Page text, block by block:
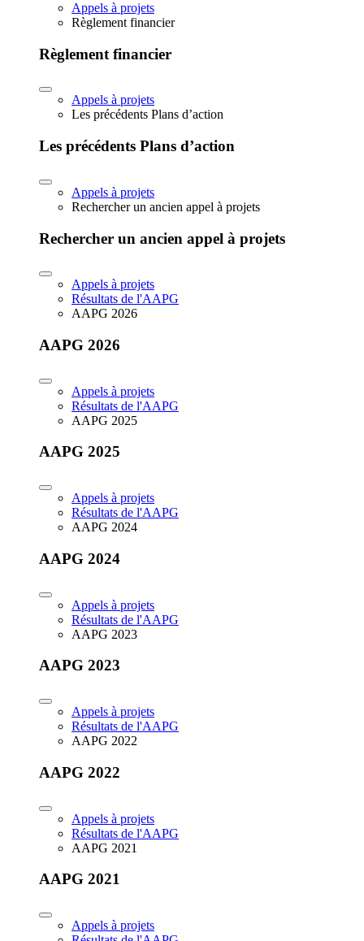
Appels à projets
Règlement financier
Règlement financier
Appels à projets
Les précédents Plans d’action
Les précédents Plans d’action
Appels à projets
Rechercher un ancien appel à projets
Rechercher un ancien appel à projets
Appels à projets
Résultats de l'AAPG
AAPG 2026
AAPG 2026
Appels à projets
Résultats de l'AAPG
AAPG 2025
AAPG 2025
Appels à projets
Résultats de l'AAPG
AAPG 2024
AAPG 2024
Appels à projets
Résultats de l'AAPG
AAPG 2023
AAPG 2023
Appels à projets
Résultats de l'AAPG
AAPG 2022
AAPG 2022
Appels à projets
Résultats de l'AAPG
AAPG 2021
AAPG 2021
Appels à projets